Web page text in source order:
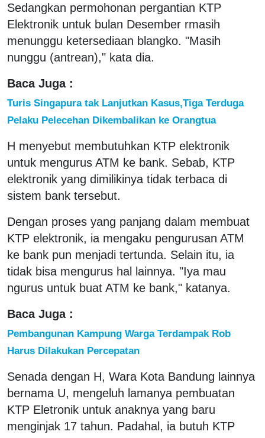
Sedangkan permohonan pergantian KTP
Elektronik untuk bulan Desember rmasih
menunggu ketersediaan blangko. "Masih
nunggu (antrean)," kata dia.
Baca Juga :
Turis Singapura tak Lanjutkan Kasus,Tiga Terduga
Pelaku Pelecehan Dikembalikan ke Orangtua
H menyebut membutuhkan KTP elektronik
untuk mengurus ATM ke bank. Sebab, KTP
elektronik yang dimilikinya tidak terbaca di
sistem bank tersebut.
Dengan proses yang panjang dalam membuat
KTP elektronik, ia mengaku pengurusan ATM
ke bank pun menjadi tertunda. Selain itu, ia
tidak bisa mengurus hal lainnya. "Iya mau
ngurus untuk buat ATM ke bank," katanya.
Baca Juga :
Pembangunan Kampung Warga Terdampak Rob
Harus Dilakukan Percepatan
Senada dengan H, Wara Kota Bandung lainnya
bernama U, mengeluh lamanya pembuatan
KTP Eletronik untuk anaknya yang baru
menginjak 17 tahun. Padahal, ia butuh KTP